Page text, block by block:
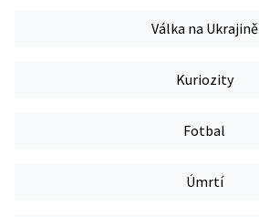
Válka na Ukrajině
Kuriozity
Fotbal
Úmrtí